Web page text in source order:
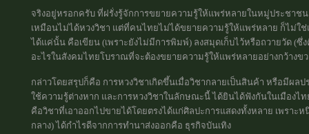
จริงอยู่หรอกครับ ที่ฝรั่งรู้จักการขยายความรู้ให้แพร่หลายในหมู่ประชาชน
เหมือนไม่ได้หวงวิชา แต่ที่คนไทยไม่ได้ขยายความรู้ให้แพร่หลาย ก็ไม่ใ
ได้แค่นั้น คือเขียน (เพราะยังไม่มีการพิมพ์) ลงสมุดเก็บไว้หรือถวายวัด (ซึ่
อะไรในสังคมไทยโบราณที่จะต้องขยายความรู้ให้แพร่หลายอย่างกว้างขว
กล่าวโดยสรุปก็คือ การหวงวิชาเกิดขึ้นเมื่อวิชากลายเป็นสินค้า หรือมีผล
ใช้ความรู้ต่างหาก และการหวงวิชาในลักษณะนี้ ได้ยินได้ฟังกันในเมืองไ
คือวิชาที่เอาออกไปขายได้โดยตรงได้แก่ศิลปะการแสดงทั้งหลาย เพราะ
กลาง) ได้กำไรดีจากการทำนาส่งออกคือ ธุรกิจบันเทิง